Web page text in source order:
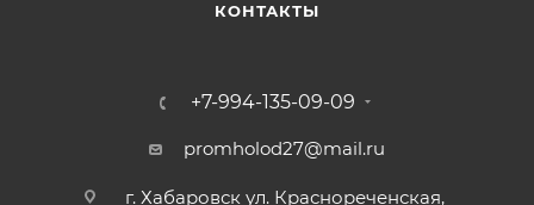
КОНТАКТЫ
+7-994-135-09-09
promholod27@mail.ru
г. Хабаровск ул. Краснореченская,